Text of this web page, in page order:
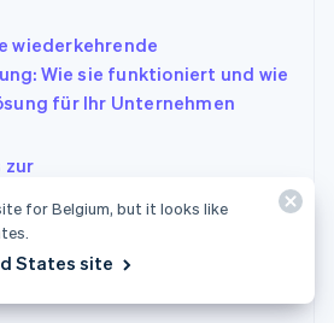
wiederkehrende
Wie sie funktioniert und wie
für Ihr Unternehmen
zur
die ersten Schritte wissen
for Belgium, but it looks like
States site